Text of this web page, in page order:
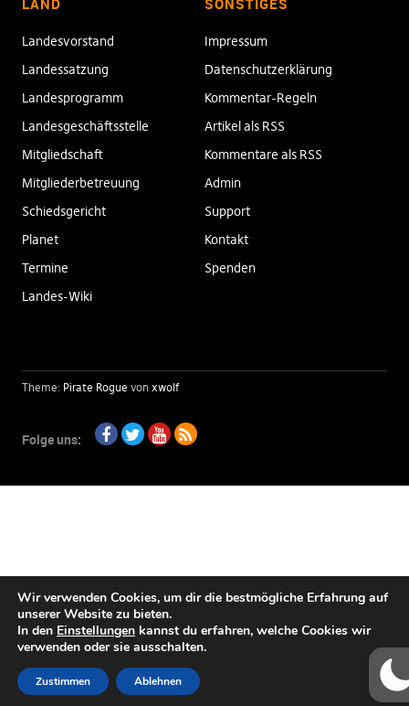
LAND
Landesvorstand
Landessatzung
Landesprogramm
Landesgeschäftsstelle
Mitgliedschaft
Mitgliederbetreuung
Schiedsgericht
Planet
Termine
Landes-Wiki
SONSTIGES
Impressum
Datenschutzerklärung
Kommentar-Regeln
Artikel als RSS
Kommentare als RSS
Admin
Support
Kontakt
Spenden
Theme: Pirate Rogue von xwolf
Folge uns:
Wir verwenden Cookies, um dir die bestmögliche Erfahrung auf
unserer Website zu bieten.
In den Einstellungen kannst du erfahren, welche Cookies wir
verwenden oder sie ausschalten.
Zustimmen Ablehnen